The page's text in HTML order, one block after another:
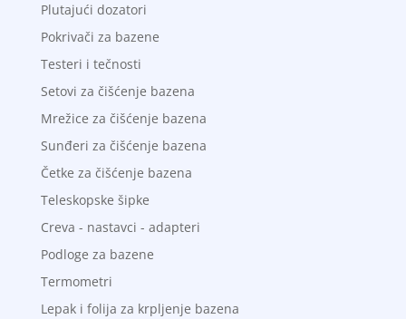
Plutajući dozatori
Pokrivači za bazene
Testeri i tečnosti
Setovi za čišćenje bazena
Mrežice za čišćenje bazena
Sunđeri za čišćenje bazena
Četke za čišćenje bazena
Teleskopske šipke
Creva - nastavci - adapteri
Podloge za bazene
Termometri
Lepak i folija za krpljenje bazena